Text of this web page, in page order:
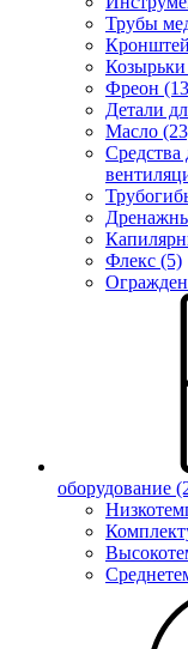
Трубы
Фреон
Детали
Масло
Средства
Флекс (5)
оборудование